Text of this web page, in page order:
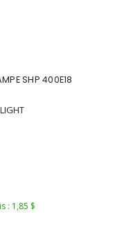
SHP 400E18
: 1,85 $